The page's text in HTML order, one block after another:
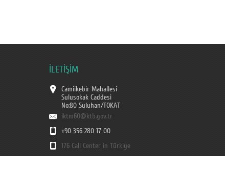
İLETİŞİM
Camiikebir Mahallesi
Sulusokak Caddesi
No:80 Suluhan/TOKAT
iktm60@ktb.gov.tr
+90 356 280 17 00
176 Call Center in Türkiye